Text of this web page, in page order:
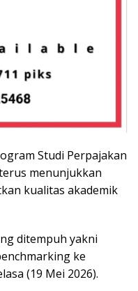
Studi Perpajakan
menunjukkan
kualitas akademik
ditempuh yakni
ke
(19 Mei 2026).